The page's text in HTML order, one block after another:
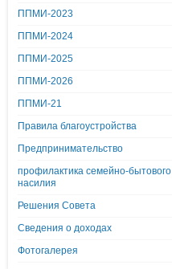
ППМИ-2023
ППМИ-2024
ППМИ-2025
ППМИ-2026
ППМИ-21
Правила благоустройства
Предпринимательство
профилактика семейно-бытового
насилия
Решения Совета
Сведения о доходах
Фотогалерея